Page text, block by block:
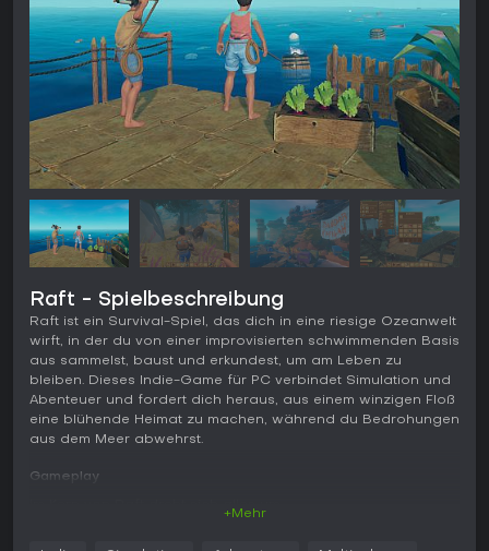
Raft - Spielbeschreibung
Raft ist ein Survival-Spiel, das dich in eine riesige Ozeanwelt
wirft, in der du von einer improvisierten schwimmenden Basis
aus sammelst, baust und erkundest, um am Leben zu
bleiben. Dieses Indie-Game für PC verbindet Simulation und
Abenteuer und fordert dich heraus, aus einem winzigen Floß
eine blühende Heimat zu machen, während du Bedrohungen
aus dem Meer abwehrst.
Gameplay
+Mehr